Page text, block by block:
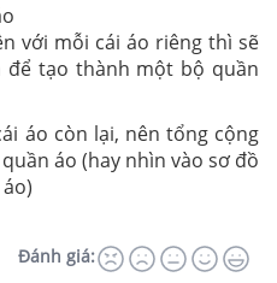
với mỗi cái áo riêng thì sẽ
để tạo thành một bộ quần
áo còn lại, nên tổng cộng
áo (hay nhìn vào sơ đồ
Đánh giá: